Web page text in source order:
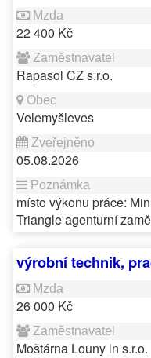
22 400 Kč
Rapasol CZ s.r.o.
Velemyšleves
05.08.2026
místo výkonu práce:
Triangle agenturní
výrobní technik,
26 000 Kč
Moštárna Louny ln s.r.o.